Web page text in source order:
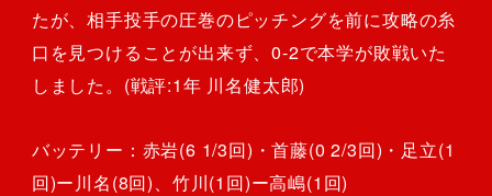
たが、相手投手の圧巻のピッチングを前に攻略の糸
口を見つけることが出来ず、0-2で本学が敗戦いた
しました。(戦評:1年 川名健太郎)
バッテリー：赤岩(6 1/3回)・首藤(0 2/3回)・足立(1
回)ー川名(8回)、竹川(1回)ー高嶋(1回)